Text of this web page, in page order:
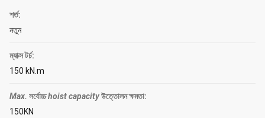
শর্ত:
নতুন
ম্যাক্স টর্চ:
150 kN.m
Max. সর্বোচ্চhoist capacityউত্তোলন ক্ষমতা:
150KN